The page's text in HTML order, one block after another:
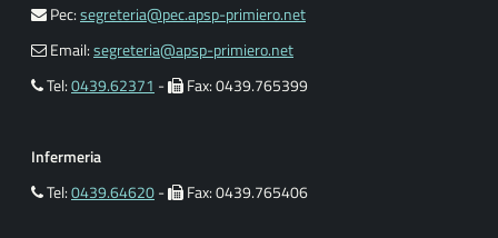
Pec:segreteria@pec.apsp-primiero.net
Email:segreteria@apsp-primiero.net
Tel:0439.62371 - Fax: 0439.765399
Infermeria
Tel:0439.64620- Fax: 0439.765406